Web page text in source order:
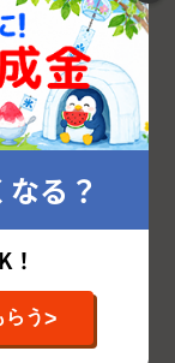
の優良外
なら、外壁
単で確実で
盟するため
悪徳業者に
る？
う>